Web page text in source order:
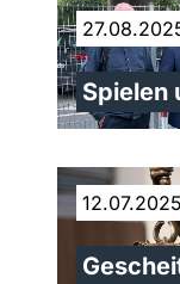
Spielen
12.07.2025